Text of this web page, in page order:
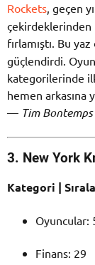
Rockets, geçen
çekirdeklerinden
fırlamıştı. Bu yaz
güçlendirdi.
kategorilerinde
hemen arkasına
— Tim Bontemps
3. New York
Kategori |
Oyuncular:
Finans: 29